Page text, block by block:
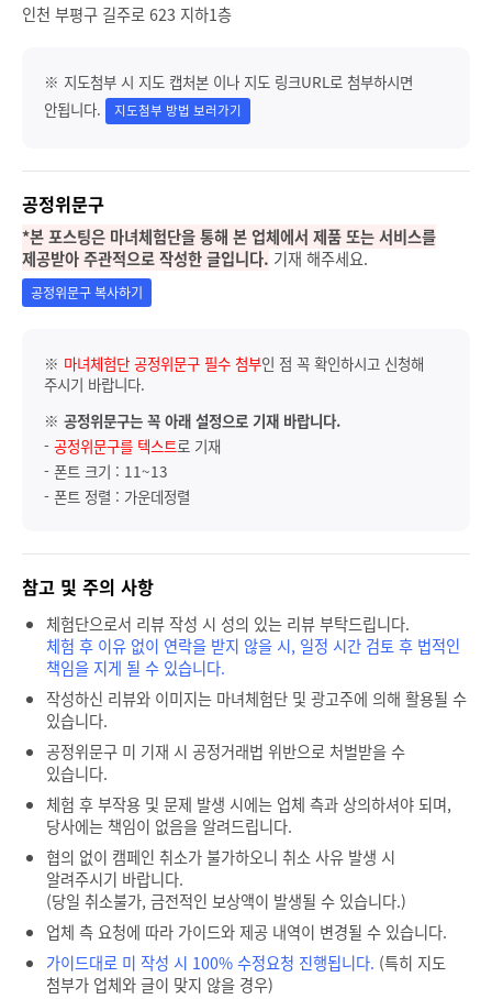
인천 부평구 길주로 623 지하1층
※ 지도첨부 시 지도 캡처본 이나 지도 링크URL로 첨부하시면
안됩니다.
지도첨부 방법 보러가기
공정위문구
*본 포스팅은 마녀체험단을 통해 본 업체에서 제품 또는 서비스를
제공받아 주관적으로 작성한 글입니다. 기재 해주세요.
공정위문구 복사하기
※ 마녀체험단 공정위문구 필수 첨부인 점 꼭 확인하시고 신청해
주시기 바랍니다.
※ 공정위문구는 꼭 아래 설정으로 기재 바랍니다.
- 공정위문구를 텍스트로 기재
- 폰트 크기 : 11~13
- 폰트 정렬 : 가운데정렬
참고 및 주의 사항
체험단으로서 리뷰 작성 시 성의 있는 리뷰 부탁드립니다.
체험 후 이유 없이 연락을 받지 않을 시, 일정 시간 검토 후 법적인
책임을 지게 될 수 있습니다.
작성하신 리뷰와 이미지는 마녀체험단 및 광고주에 의해 활용될 수
있습니다.
공정위문구 미 기재 시 공정거래법 위반으로 처벌받을 수
있습니다.
체험 후 부작용 및 문제 발생 시에는 업체 측과 상의하셔야 되며,
당사에는 책임이 없음을 알려드립니다.
협의 없이 캠페인 취소가 불가하오니 취소 사유 발생 시
알려주시기 바랍니다.
(당일 취소불가, 금전적인 보상액이 발생될 수 있습니다.)
업체 측 요청에 따라 가이드와 제공 내역이 변경될 수 있습니다.
가이드대로 미 작성 시 100% 수정요청 진행됩니다. (특히 지도
첨부가 업체와 글이 맞지 않을 경우)